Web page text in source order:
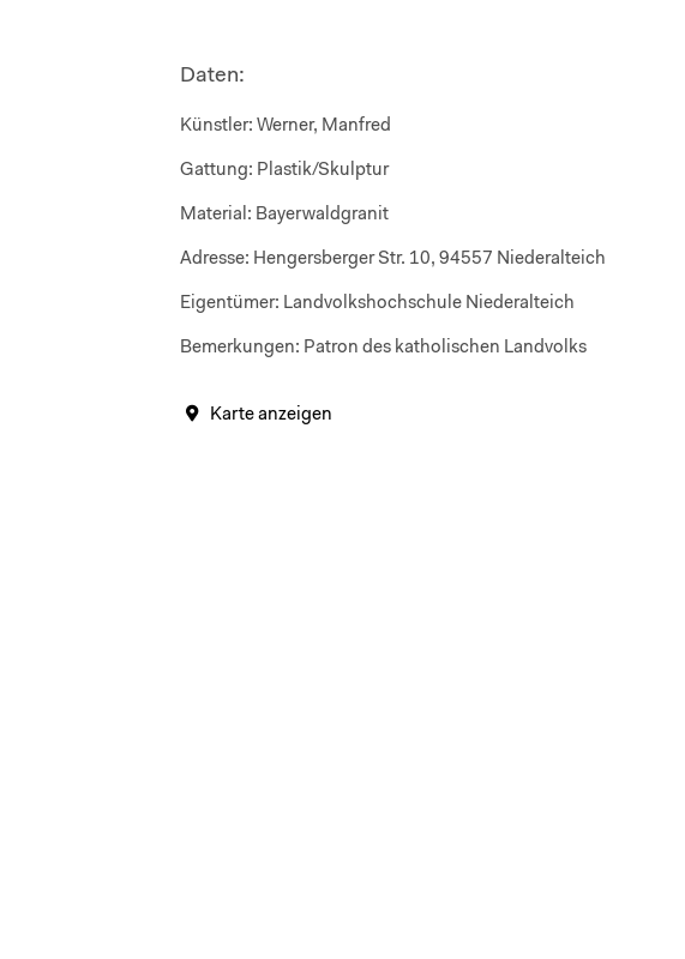
Daten:
Künstler: Werner, Manfred
Gattung: Plastik/Skulptur
Material: Bayerwaldgranit
Adresse: Hengersberger Str. 10, 94557 Niederalteich
Eigentümer: Landvolkshochschule Niederalteich
Bemerkungen: Patron des katholischen Landvolks
Karte anzeigen